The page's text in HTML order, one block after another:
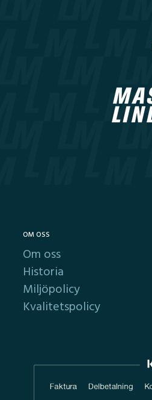
OM OSS
Om oss
Historia
Miljöpolicy
Kvalitetspolicy